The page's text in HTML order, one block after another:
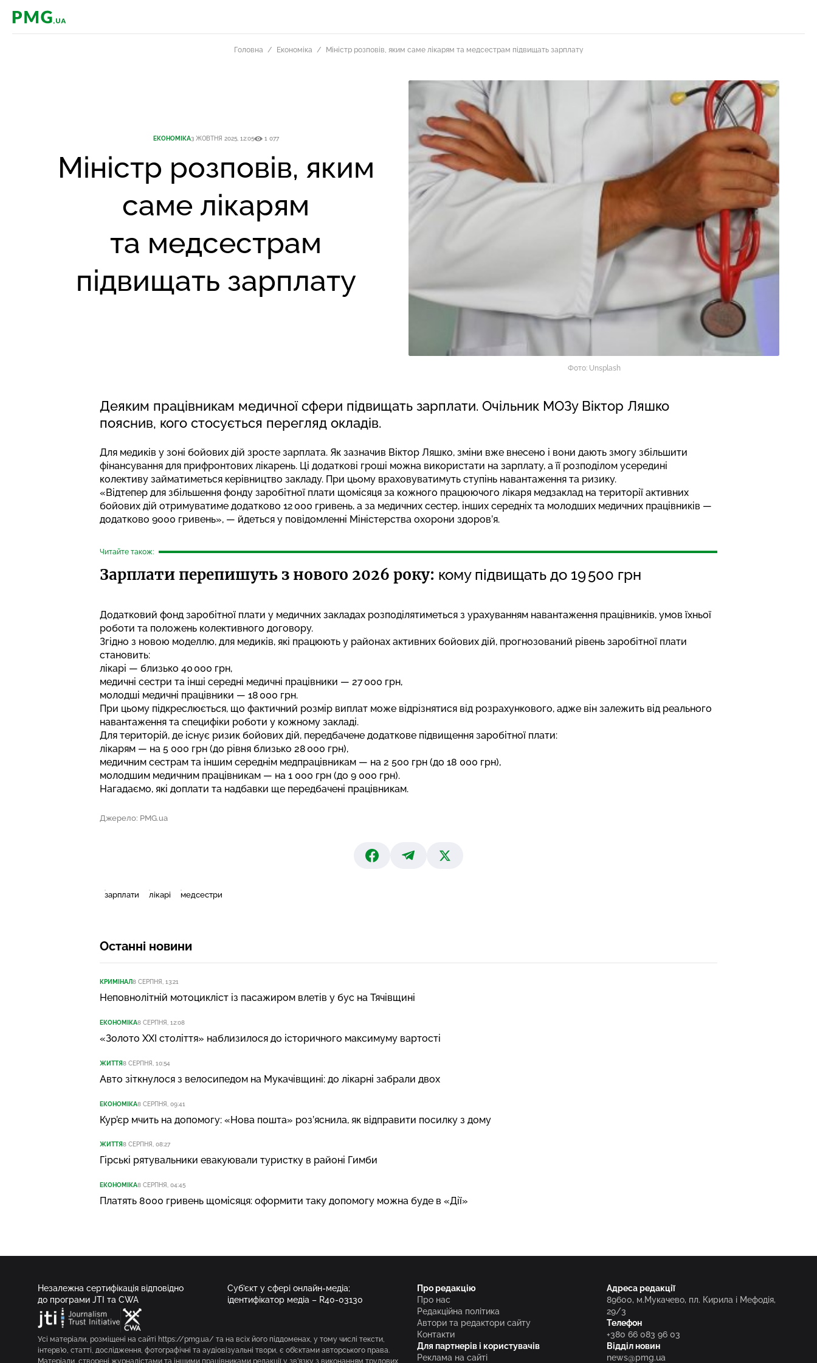
PMG.ua
Головна Економіка Міністр розповів, яким саме лікарям та медсестрам підвищать зарплату
ЕКОНОМІКА3 ЖОВТНЯ 2025, 12:05 1 077
Міністр розповів, яким
саме лікарям
та медсестрам
підвищать зарплату
Фото: Unsplash
Деяким працівникам медичної сфери підвищать зарплати. Очільник МОЗу Віктор Ляшко
пояснив, кого стосується перегляд окладів.
Для медиків у зоні бойових дій зросте зарплата. Як зазначив Віктор Ляшко, зміни вже внесено і вони дають змогу збільшити
фінансування для прифронтових лікарень. Ці додаткові гроші можна використати на зарплату, а її розподілом усередині
колективу займатиметься керівництво закладу. При цьому враховуватимуть ступінь навантаження та ризику.
«Відтепер для збільшення фонду заробітної плати щомісяця за кожного працюючого лікаря медзаклад на території активних
бойових дій отримуватиме додатково 12 000 гривень, а за медичних сестер, інших середніх та молодших медичних працівників —
додатково 9000 гривень», — йдеться у повідомленні Міністерства охорони здоров’я.
Читайте також:
Зарплати перепишуть з нового 2026 року: кому підвищать до 19 500 грн
Додатковий фонд заробітної плати у медичних закладах розподілятиметься з урахуванням навантаження працівників, умов їхньої
роботи та положень колективного договору.
Згідно з новою моделлю, для медиків, які працюють у районах активних бойових дій, прогнозований рівень заробітної плати
становить:
лікарі — близько 40 000 грн,
медичні сестри та інші середні медичні працівники — 27 000 грн,
молодші медичні працівники — 18 000 грн.
При цьому підкреслюється, що фактичний розмір виплат може відрізнятися від розрахункового, адже він залежить від реального
навантаження та специфіки роботи у кожному закладі.
Для територій, де існує ризик бойових дій, передбачене додаткове підвищення заробітної плати:
лікарям — на 5 000 грн (до рівня близько 28 000 грн),
медичним сестрам та іншим середнім медпрацівникам — на 2 500 грн (до 18 000 грн),
молодшим медичним працівникам — на 1 000 грн (до 9 000 грн).
Нагадаємо, які доплати та надбавки ще передбачені працівникам.
Джерело: PMG.ua
зарплати лікарі медсестри
Останні новини
КРИМІНАЛ8 СЕРПНЯ, 13:21
Неповнолітній мотоцикліст із пасажиром влетів у бус на Тячівщині
ЕКОНОМІКА8 СЕРПНЯ, 12:08
«Золото XXI століття» наблизилося до історичного максимуму вартості
ЖИТТЯ8 СЕРПНЯ, 10:54
Авто зіткнулося з велосипедом на Мукачівщині: до лікарні забрали двох
ЕКОНОМІКА8 СЕРПНЯ, 09:41
Кур’єр мчить на допомогу: «Нова пошта» роз’яснила, як відправити посилку з дому
ЖИТТЯ8 СЕРПНЯ, 08:27
Гірські рятувальники евакуювали туристку в районі Гимби
ЕКОНОМІКА8 СЕРПНЯ, 04:45
Платять 8000 гривень щомісяця: оформити таку допомогу можна буде в «Дії»
Незалежна сертифікація відповідно
до програми JTI та CWA
Суб’єкт у сфері онлайн-медіа;
ідентифікатор медіа – R40-03130
Усі матеріали, розміщені на сайті https://pmg.ua/ та на всіх його піддоменах, у тому числі тексти,
інтерв’ю, статті, дослідження, фотографічні та аудіовізуальні твори, є об’єктами авторського права.
Про редакцію
Про нас
Редакційна політика
Автори та редактори сайту
Контакти
Для партнерів і користувачів
Реклама на сайті
Адреса редакції
89600, м.Мукачево, пл. Кирила і Мефодія,
29/3
Телефон
+380 66 083 96 03
Відділ новин
news@pmg.ua